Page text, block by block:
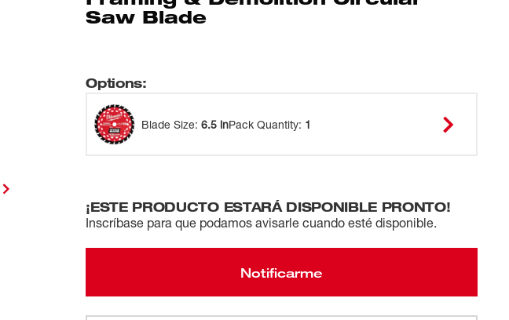
Saw Blade
Options:
Blade Size: 6.5 inPack Quantity: 1
¡ESTE PRODUCTO ESTARÁ DISPONIBLE PRONTO!
Inscríbase para que podamos avisarle cuando esté disponible.
Notificarme